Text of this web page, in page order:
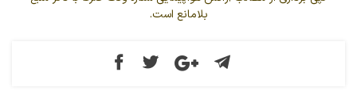
بلامانع است.